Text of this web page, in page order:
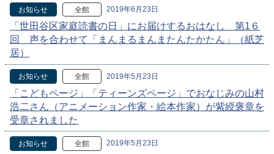
お知らせ 全館 2019年6月23日
「世田谷区家庭読書の日」にお届けするおはなし 第1６
回 声を合わせて「まんまるまんまたんたかたん」（紙芝
居）
お知らせ 全館 2019年5月23日
「こどもページ」「ティーンズページ」でおなじみの山村
浩二さん（アニメーション作家・絵本作家）が紫綬褒章を
受章されました
お知らせ 全館 2019年5月23日